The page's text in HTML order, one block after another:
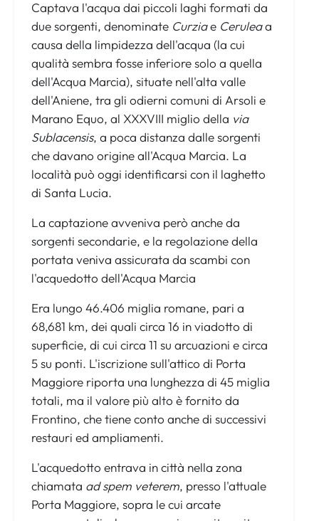
Captava l'acqua dai piccoli laghi formati da
due sorgenti, denominate Curziae Ceruleaa
causa della limpidezza dell'acqua (la cui
qualità sembra fosse inferiore solo a quella
dell'Acqua Marcia), situate nell'alta valle
dell'Aniene, tra gli odierni comuni di Arsoli e
Marano Equo, al XXXVIII miglio della via
Sublacensis, a poca distanza dalle sorgenti
che davano origine all'Acqua Marcia. La
località può oggi identificarsi con il laghetto
di Santa Lucia.
La captazione avveniva però anche da
sorgenti secondarie, e la regolazione della
portata veniva assicurata da scambi con
l'acquedotto dell'Acqua Marcia
Era lungo 46.406 miglia romane, pari a
68,681 km, dei quali circa 16 in viadotto di
superficie, di cui circa 11 su arcuazioni e circa
5 su ponti. L'iscrizione sull'attico di Porta
Maggiore riporta una lunghezza di 45 miglia
totali, ma il valore più alto è fornito da
Frontino, che tiene conto anche di successivi
restauri ed ampliamenti.
L'acquedotto entrava in città nella zona
chiamata ad spem veterem, presso l'attuale
Porta Maggiore, sopra le cui arcate